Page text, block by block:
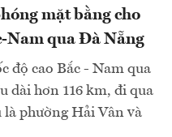
mặt bằng cho
Nam qua Đà Nẵng
độ cao Bắc - Nam qua
dài hơn 116 km, đi qua
là phường Hải Vân và